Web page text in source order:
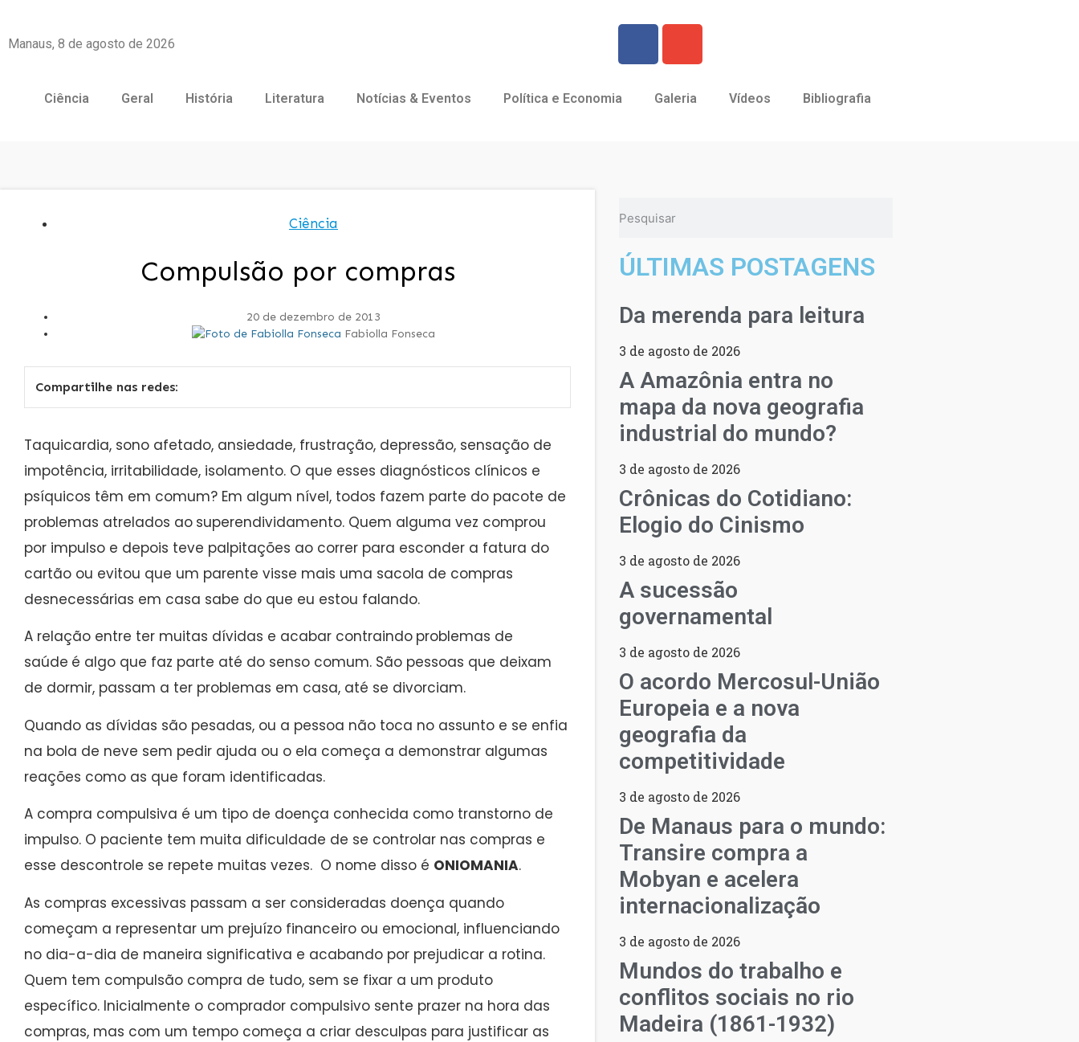
Manaus, 8 de agosto de 2026
Ciência Geral História Literatura Notícias & Eventos Política e Economia Galeria Vídeos Bibliografia
Ciência
Compulsão por compras
20 de dezembro de 2013
Fabiolla Fonseca
Compartilhe nas redes:
Taquicardia, sono afetado, ansiedade, frustração, depressão, sensação de
impotência, irritabilidade, isolamento. O que esses diagnósticos clínicos e
psíquicos têm em comum? Em algum nível, todos fazem parte do pacote de
problemas atrelados ao superendividamento. Quem alguma vez comprou
por impulso e depois teve palpitações ao correr para esconder a fatura do
cartão ou evitou que um parente visse mais uma sacola de compras
desnecessárias em casa sabe do que eu estou falando.
A relação entre ter muitas dívidas e acabar contraindo problemas de
saúde é algo que faz parte até do senso comum. São pessoas que deixam
de dormir, passam a ter problemas em casa, até se divorciam.
Quando as dívidas são pesadas, ou a pessoa não toca no assunto e se enfia
na bola de neve sem pedir ajuda ou o ela começa a demonstrar algumas
reações como as que foram identificadas.
A compra compulsiva é um tipo de doença conhecida como transtorno de
impulso. O paciente tem muita dificuldade de se controlar nas compras e
esse descontrole se repete muitas vezes. O nome disso é ONIOMANIA.
As compras excessivas passam a ser consideradas doença quando
começam a representar um prejuízo financeiro ou emocional, influenciando
no dia-a-dia de maneira significativa e acabando por prejudicar a rotina.
Quem tem compulsão compra de tudo, sem se fixar a um produto
específico. Inicialmente o comprador compulsivo sente prazer na hora das
compras, mas com um tempo começa a criar desculpas para justificar as
ÚLTIMAS POSTAGENS
Da merenda para leitura
3 de agosto de 2026
A Amazônia entra no
mapa da nova geografia
industrial do mundo?
3 de agosto de 2026
Crônicas do Cotidiano:
Elogio do Cinismo
3 de agosto de 2026
A sucessão
governamental
3 de agosto de 2026
O acordo Mercosul-União
Europeia e a nova
geografia da
competitividade
3 de agosto de 2026
De Manaus para o mundo:
Transire compra a
Mobyan e acelera
internacionalização
3 de agosto de 2026
Mundos do trabalho e
conflitos sociais no rio
Madeira (1861-1932)